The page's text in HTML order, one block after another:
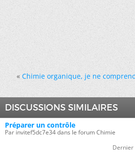
« Chimie organique, je ne
DISCUSSIONS SIMILAIRES
Préparer un contrôle
Par invitef5dc7e34 dans le forum Chimie
Dernier